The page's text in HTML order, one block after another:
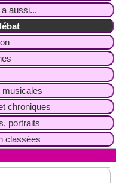
aussi...
musicales
chroniques
portraits
classées